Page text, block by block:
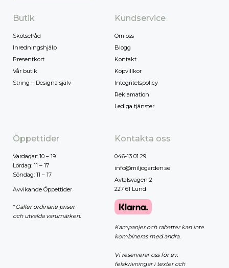
Butik
Skötselråd
Inredningshjälp
Presentkort
Vår butik
String – Designa själv
Kundservice
Om oss
Blogg
Kontakt
Köpvillkor
Integritetspolicy
Reklamation
Lediga tjänster
Öppettider
Vardagar: 10 – 19
Lördag: 11 – 17
Söndag: 11 – 17
Avvikande Öppettider
*Gäller ordinarie priser
och utvalda varumärken.
Kontakta oss
046-13 01 29
info@miljogarden.se
Avtalsvägen 2
227 61 Lund
Kampanjer och rabatter kan inte
kombineras med andra.
Vi reserverar oss för ev.
felskrivningar i texter och